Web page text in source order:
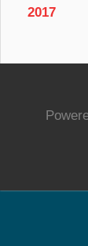
2017